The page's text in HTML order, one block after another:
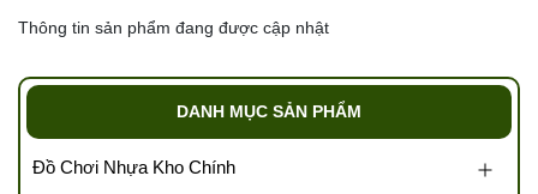
Thông tin sản phẩm đang được cập nhật
DANH MỤC SẢN PHẨM
Đồ Chơi Nhựa Kho Chính